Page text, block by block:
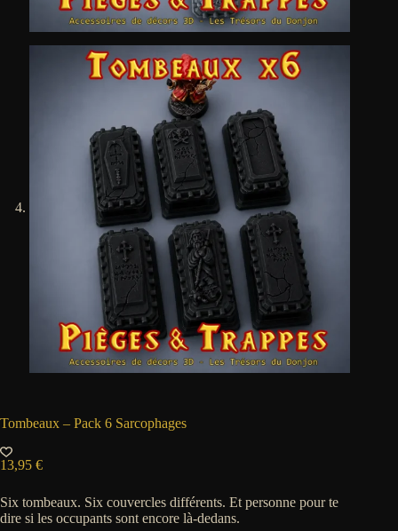
Tombeaux – Pack 6 Sarcophages
13,95 €
Six tombeaux. Six couvercles différents. Et personne pour te
dire si les occupants sont encore là-dedans.